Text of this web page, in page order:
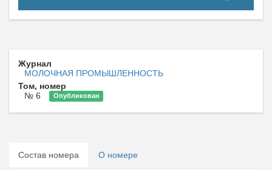
Журнал
МОЛОЧНАЯ ПРОМЫШЛЕННОСТЬ
Том, номер
№ 6
Опубликован
Состав номера О номере